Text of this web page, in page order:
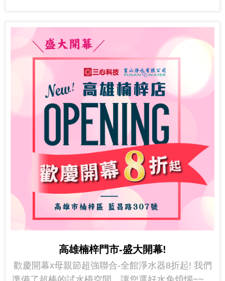
高雄楠梓門市-盛大開幕!
歡慶開幕x母親節超強聯合-全館淨水器8折起! 我們